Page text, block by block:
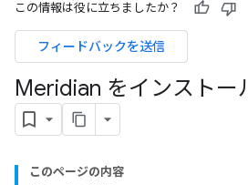
この情報は役に立ちましたか？
フィードバックを送信
Meridian をインストー
このページの内容